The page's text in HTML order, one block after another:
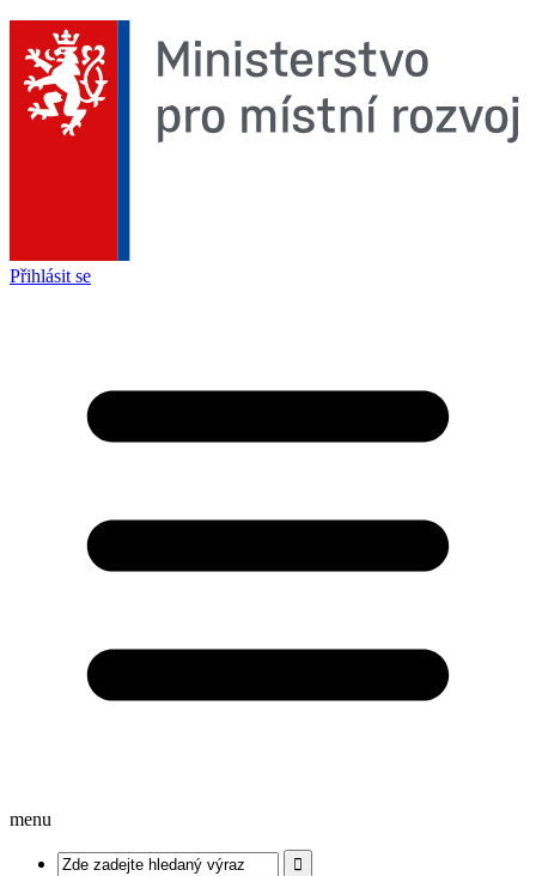
Přihlásit se
menu